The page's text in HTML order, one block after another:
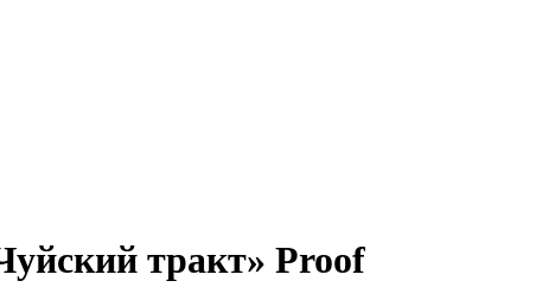
тракт» Proof